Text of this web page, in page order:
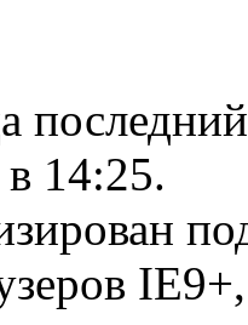
14:25.